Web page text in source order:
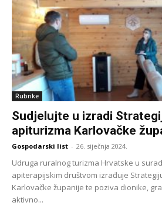
Rubrike
Sudjelujte u izradi
apiturizma Karlovačke
Gospodarski list - 26. siječnja 2024.
Udruga ruralnog turizma Hrvatske u
apiterapijskim društvom izrađuje
Karlovačke županije te poziva dionike,
aktivno...